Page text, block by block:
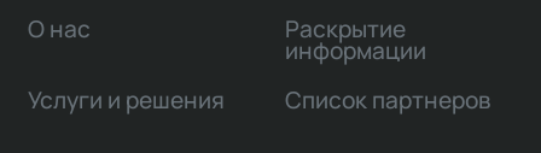
О нас
Услуги и решения
Раскрытие
информации
Список партнеров